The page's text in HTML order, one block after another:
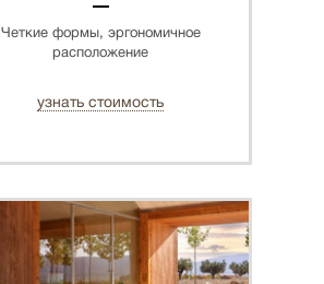
Четкие формы, эргономичное
расположение
узнать стоимость